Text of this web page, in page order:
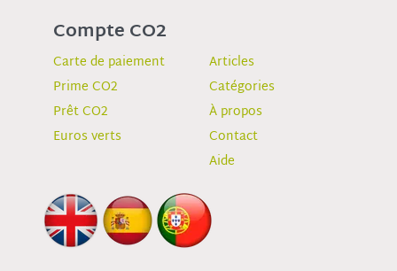
Compte CO2
Carte de paiement
Prime CO2
Prêt CO2
Euros verts
Articles
Catégories
À propos
Contact
Aide